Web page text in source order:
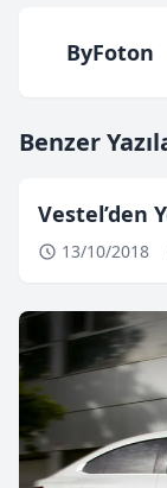
ByFoton
Benzer
Vestel’den
13/10/2018